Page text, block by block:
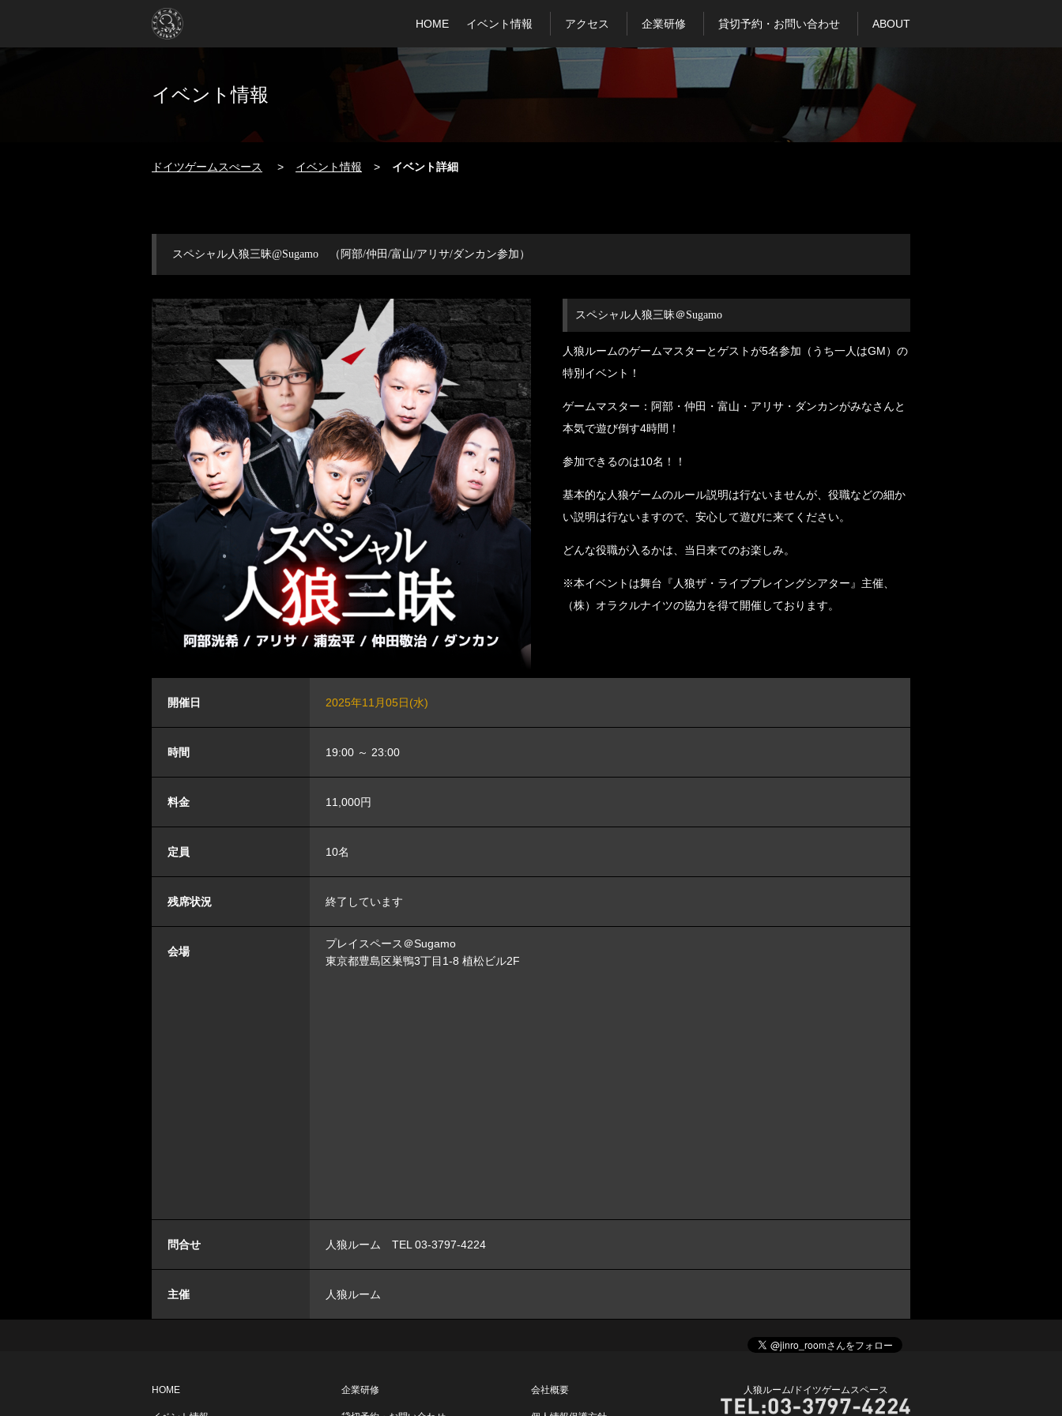
HOME イベント情報 アクセス 企業研修 貸切予約・お問い合わせ ABOUT
イベント情報
ドイツゲームスぺース イベント情報 イベント詳細
スペシャル人狼三昧@Sugamo （阿部/仲田/富山/アリサ/ダンカン参加）
スペシャル人狼三昧＠Sugamo
人狼ルームのゲームマスターとゲストが5名参加（うち一人はGM）の
特別イベント！
ゲームマスター：阿部・仲田・富山・アリサ・ダンカンがみなさんと
本気で遊び倒す4時間！
参加できるのは10名！！
基本的な人狼ゲームのルール説明は行ないませんが、役職などの細か
い説明は行ないますので、安心して遊びに来てください。
どんな役職が入るかは、当日来てのお楽しみ。
※本イベントは舞台『人狼ザ・ライブプレイングシアター』主催、
（株）オラクルナイツの協力を得て開催しております。
開催日 2025年11月05日(水)
時間 19:00 ～ 23:00
料金 11,000円
定員 10名
残席状況 終了しています
会場
プレイスペース＠Sugamo
東京都豊島区巣鴨3丁目1-8 植松ビル2F
問合せ 人狼ルーム TEL 03-3797-4224
主催 人狼ルーム
HOME 企業研修 会社概要 人狼ルーム/ドイツゲームスペース